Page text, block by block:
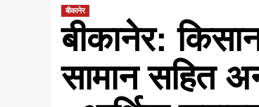
बीकानेर
बीकानेर:
सामान सहित